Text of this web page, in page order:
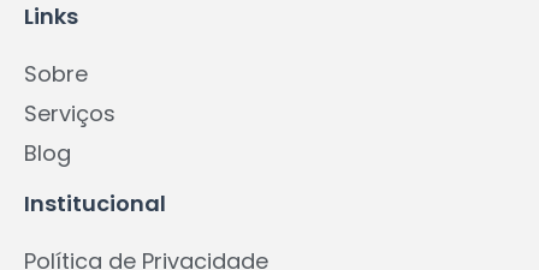
Links
Sobre
Serviços
Blog
Institucional
Política de Privacidade